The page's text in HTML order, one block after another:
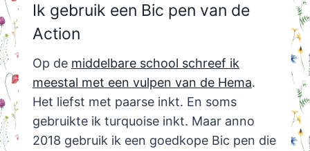
Ik gebruik een Bic pen van de
Action
Op de middelbare school schreef ik
meestal met een vulpen van de Hema.
Het liefst met paarse inkt. En soms
gebruikte ik turquoise inkt. Maar anno
2018 gebruik ik een goedkope Bic pen die